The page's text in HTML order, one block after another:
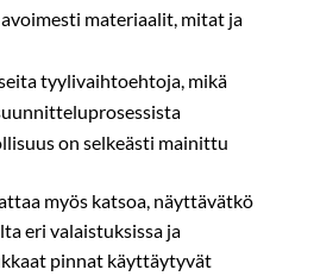
materiaalit, mitat ja
tyylivaihtoehtoja, mikä
on selkeästi mainittu
myös katsoa, näyttävätkö
eri valaistuksissa ja
pinnat käyttäytyvät